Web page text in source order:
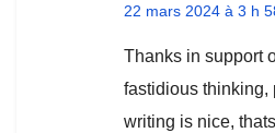
22 mars 2024 à 3 h
Thanks in support
fastidious thinking,
writing is nice,